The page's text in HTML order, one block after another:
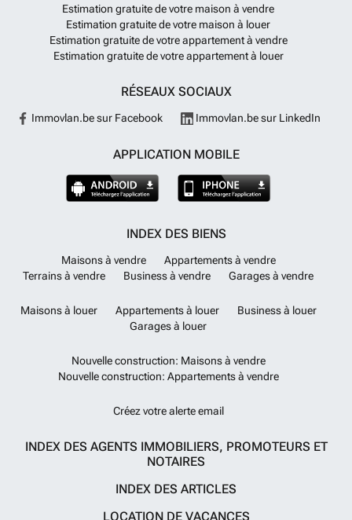
Estimation gratuite de votre maison à vendre
Estimation gratuite de votre maison à louer
Estimation gratuite de votre appartement à vendre
Estimation gratuite de votre appartement à louer
RÉSEAUX SOCIAUX
Immovlan.be sur Facebook Immovlan.be sur LinkedIn
APPLICATION MOBILE
INDEX DES BIENS
Maisons à vendre
Appartements à vendre
Terrains à vendre
Business à vendre Garages à vendre
Maisons à louer Appartements à louer
Business à louer
Garages à louer
Nouvelle construction: Maisons à vendre
Nouvelle construction: Appartements à vendre
Créez votre alerte email
INDEX DES AGENTS IMMOBILIERS, PROMOTEURS ET
NOTAIRES
INDEX DES ARTICLES
LOCATION DE VACANCES